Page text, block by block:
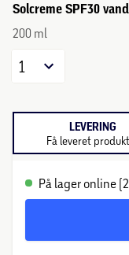
Solcreme SPF30
200 ml
1
LEVERING
Få leveret
På lager online